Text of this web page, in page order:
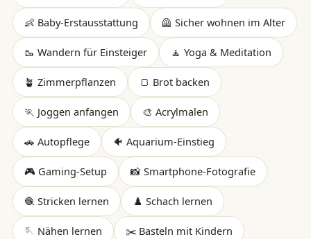
👶 Baby-Erstausstattung 🦺 Sicher wohnen im Alter
🥾 Wandern für Einsteiger 🧘 Yoga & Meditation
🪴 Zimmerpflanzen 🍞 Brot backen
🏃 Joggen anfangen 🎨 Acrylmalen
🚗 Autopflege 🐠 Aquarium-Einstieg
🎮 Gaming-Setup 📸 Smartphone-Fotografie
🧶 Stricken lernen ♟️ Schach lernen
🪡 Nähen lernen ✂️ Basteln mit Kindern